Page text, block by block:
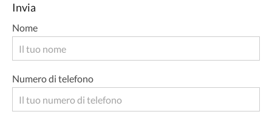
Invia
Nome
Numero di telefono